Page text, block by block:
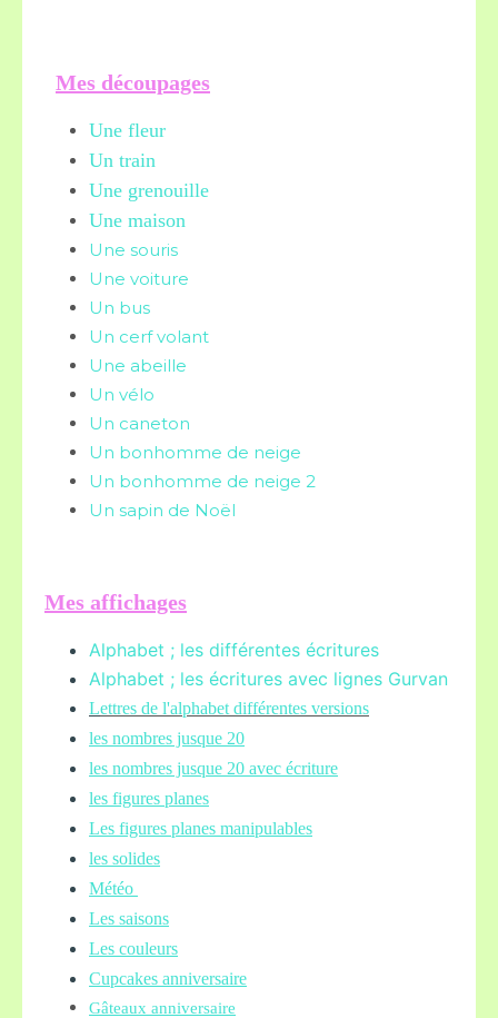
Mes découpages
Une fleur
Un train
Une grenouille
Une maison
Une souris
Une voiture
Un bus
Un cerf volant
Une abeille
Un vélo
Un caneton
Un bonhomme de neige
Un bonhomme de neige 2
Un sapin de Noël
Mes affichages
Alphabet ; les différentes écritures
Alphabet ; les écritures avec lignes Gurvan
Lettres de l'alphabet différentes versions
les nombres jusque 20
les nombres jusque 20 avec écriture
les figures planes
Les figures planes manipulables
les solides
Météo
Les saisons
Les couleurs
Cupcakes anniversaire
Gâteaux anniversaire